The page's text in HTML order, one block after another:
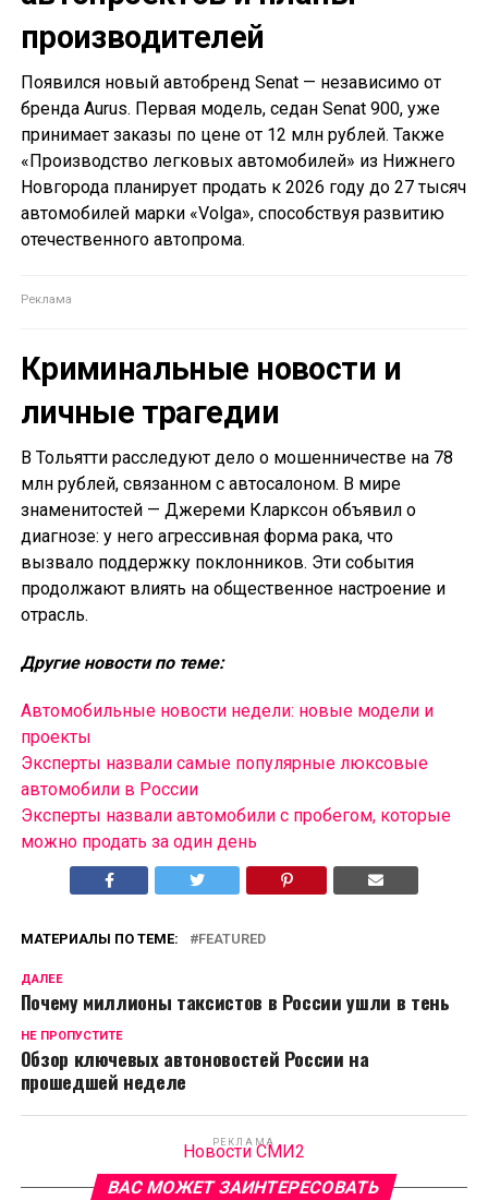
производителей
Появился новый автобренд Senat — независимо от
бренда Aurus. Первая модель, седан Senat 900, уже
принимает заказы по цене от 12 млн рублей. Также
«Производство легковых автомобилей» из Нижнего
Новгорода планирует продать к 2026 году до 27 тысяч
автомобилей марки «Volga», способствуя развитию
отечественного автопрома.
Криминальные новости и
личные трагедии
В Тольятти расследуют дело о мошенничестве на 78
млн рублей, связанном с автосалоном. В мире
знаменитостей — Джереми Кларксон объявил о
диагнозе: у него агрессивная форма рака, что
вызвало поддержку поклонников. Эти события
продолжают влиять на общественное настроение и
отрасль.
Другие новости по теме:
Автомобильные новости недели: новые модели и
проекты
Эксперты назвали самые популярные люксовые
автомобили в России
Эксперты назвали автомобили с пробегом, которые
можно продать за один день
МАТЕРИАЛЫ ПО ТЕМЕ: FEATURED
ДАЛЕЕ
Почему миллионы таксистов в России ушли в тень
НЕ ПРОПУСТИТЕ
Обзор ключевых автоновостей России на
прошедшей неделе
РЕКЛАМА
Новости СМИ2
ВАС МОЖЕТ ЗАИНТЕРЕСОВАТЬ